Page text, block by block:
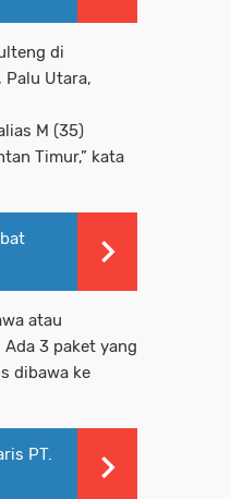
di
Palu Utara,
M (35)
Timur,” kata
atau
3 paket yang
dibawa ke
PT.